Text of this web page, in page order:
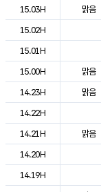
15.03H
맑음
15.02H
15.01H
15.00H
맑음
14.23H
맑음
14.22H
14.21H
맑음
14.20H
14.19H